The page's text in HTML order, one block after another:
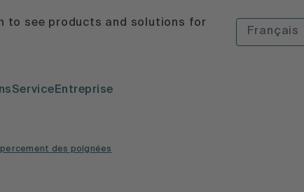
to see products and solutions for
Français
ServiceEntreprise
des poignées